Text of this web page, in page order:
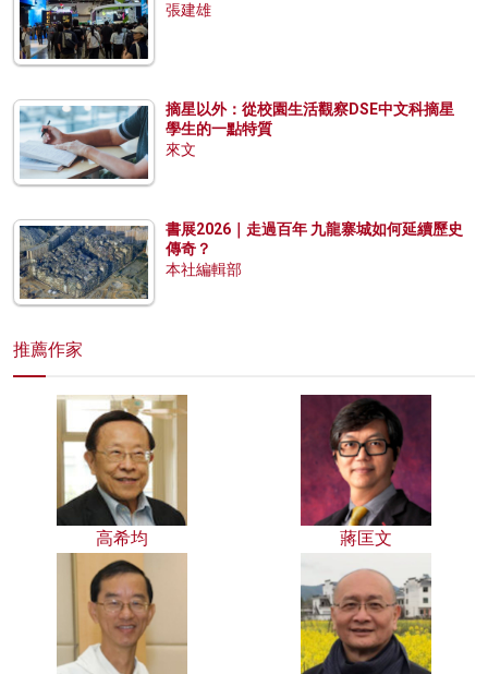
張建雄
摘星以外：從校園生活觀察DSE中文科摘星
學生的一點特質
來文
書展2026｜走過百年 九龍寨城如何延續歷史
傳奇？
本社編輯部
推薦作家
高希均 蔣匡文